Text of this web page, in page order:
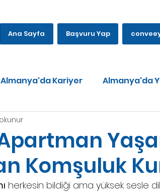
Ana Sayfa Başvuru Yap
Almanya'da Kariyer Almanya'da
Komşuluk
herkesin bildiği ama yüksek sesle